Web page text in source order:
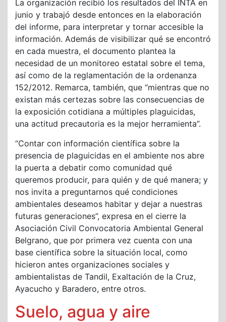
La organización recibió los resultados del INTA en
junio y trabajó desde entonces en la elaboración
del informe, para interpretar y tornar accesible la
información. Además de visibilizar qué se encontró
en cada muestra, el documento plantea la
necesidad de un monitoreo estatal sobre el tema,
así como de la reglamentación de la ordenanza
152/2012. Remarca, también, que “mientras que no
existan más certezas sobre las consecuencias de
la exposición cotidiana a múltiples plaguicidas,
una actitud precautoria es la mejor herramienta”.
“Contar con información científica sobre la
presencia de plaguicidas en el ambiente nos abre
la puerta a debatir como comunidad qué
queremos producir, para quién y de qué manera; y
nos invita a preguntarnos qué condiciones
ambientales deseamos habitar y dejar a nuestras
futuras generaciones”, expresa en el cierre la
Asociación Civil Convocatoria Ambiental General
Belgrano, que por primera vez cuenta con una
base científica sobre la situación local, como
hicieron antes organizaciones sociales y
ambientalistas de Tandil, Exaltación de la Cruz,
Ayacucho y Baradero, entre otros.
Suelo, agua y aire